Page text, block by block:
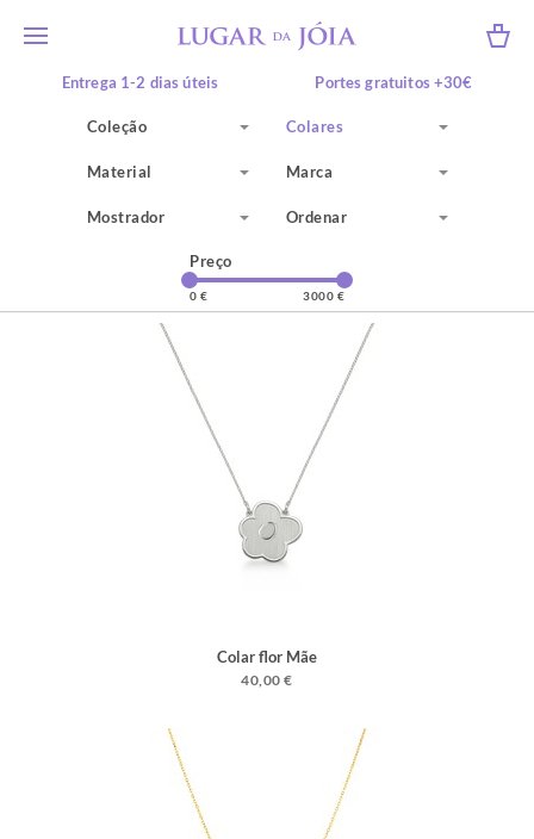
Entrega 1-2 dias úteis Portes gratuitos +30€
10% desconto +50€* Recolha em loja física
Coleção Colares
Material Marca
Mostrador Ordenar
Preço
0 € 3000 €
Colar flor Mãe
40,00 €